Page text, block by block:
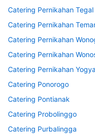
Catering Pernikahan Tegal
Catering Pernikahan
Catering Pernikahan
Catering Pernikahan
Catering Pernikahan
Catering Ponorogo
Catering Pontianak
Catering Probolinggo
Catering Purbalingga